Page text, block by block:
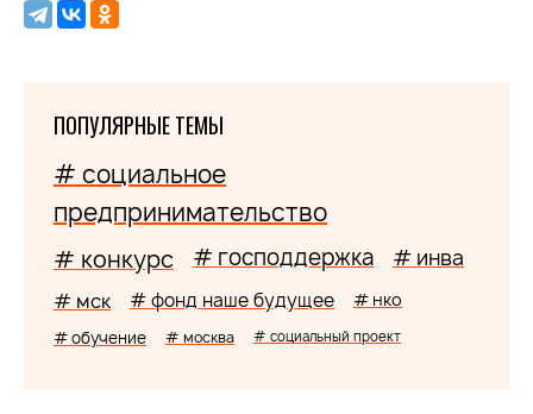
ПОПУЛЯРНЫЕ ТЕМЫ
# социальное
предпринимательство
# конкурс # господдержка # инва
# мск # фонд наше будущее # нко
# обучение # москва # социальный проект